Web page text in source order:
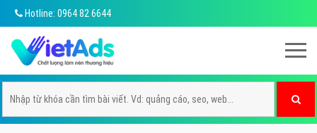
Hotline: 0964 82 6644